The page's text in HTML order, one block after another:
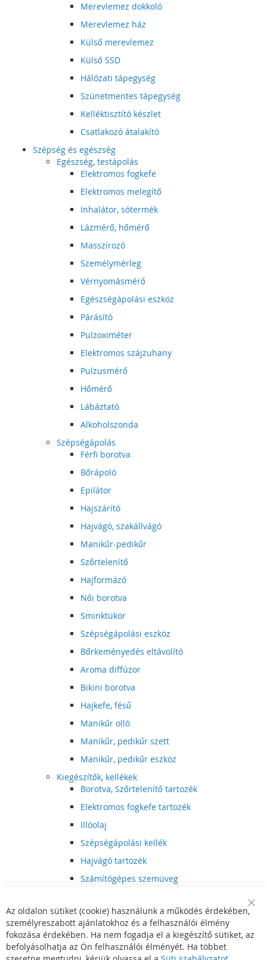
Merevlemez dokkoló
Merevlemez ház
Külső merevlemez
Külső SSD
Hálózati tápegység
Szünetmentes tápegység
Kelléktisztító készlet
Csatlakozó átalakító
Szépség és egészség
Egészség, testápolás
Elektromos fogkefe
Elektromos melegítő
Inhalátor, sótermék
Lázmérő, hőmérő
Masszírozó
Személymérleg
Vérnyomásmérő
Egészségápolási eszköz
Párásító
Pulzoximéter
Elektromos szájzuhany
Pulzusmérő
Hőmérő
Lábáztató
Alkoholszonda
Szépségápolás
Férfi borotva
Bőrápoló
Epilátor
Hajszárító
Hajvágó, szakállvágó
Manikűr-pedikűr
Szőrtelenítő
Hajformázó
Női borotva
Sminktükör
Szépségápolási eszköz
Bőrkeményedés eltávolító
Aroma diffúzor
Bikini borotva
Hajkefe, fésű
Manikűr olló
Manikűr, pedikűr szett
Manikűr, pedikűr eszköz
Kiegészítők, kellékek
Borotva, Szőrtelenítő tartozék
Elektromos fogkefe tartozék
Illóolaj
Szépségápolási kellék
Hajvágó tartozék
Számítógépes szemüveg
Hajvágó kiegészítő
Szórakoztató elektronika
Multimédia
DVD, BluRay lejátszó
Bar
Az oldalon sütiket (cookie) használunk a működés érdekében,
személyreszabott ajánlatokhoz és a felhasználói élmény
fokozása érdekében. Ha nem fogadja el a kiegészítő sütiket, az
befolyásolhatja az Ön felhasználói élményét. Ha többet